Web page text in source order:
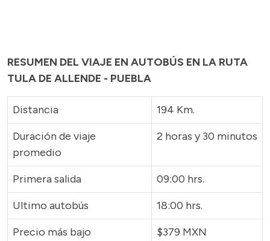
RESUMEN DEL VIAJE EN AUTOBÚS EN LA RUTA
TULA DE ALLENDE - PUEBLA
Distancia
194 Km.
Duración de viaje
promedio
2 horas y 30 minutos
Primera salida
09:00 hrs.
Ultimo autobús
18:00 hrs.
Precio más bajo
$379 MXN